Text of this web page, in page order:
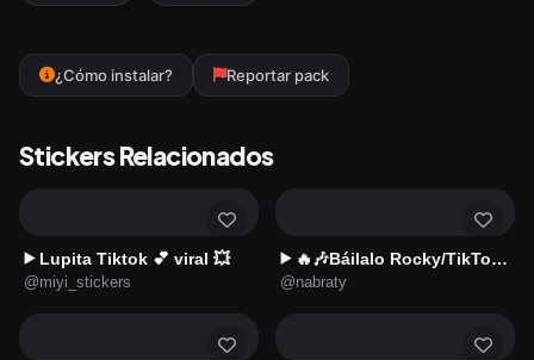
¿Cómo instalar? Reportar pack
Stickers Relacionados
▶️ Lupita Tiktok 💕 viral 💥
@miyi_stickers
▶️ 🔥🎶Báilalo Rocky/TikTok🎶🔥
@nabraty